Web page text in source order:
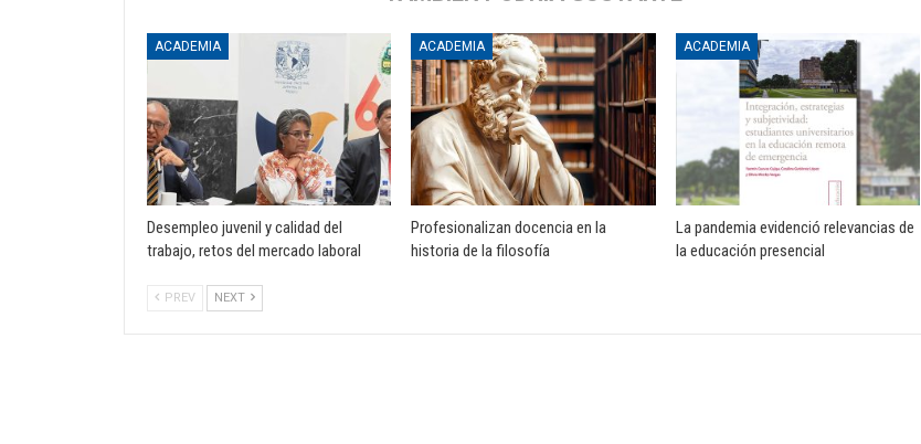
ACADEMIA
Desempleo juvenil y calidad del
trabajo, retos del mercado laboral
ACADEMIA
Profesionalizan docencia en la
historia de la filosofía
ACADEMIA
La pandemia evidenció relevancias de
la educación presencial
PREV NEXT